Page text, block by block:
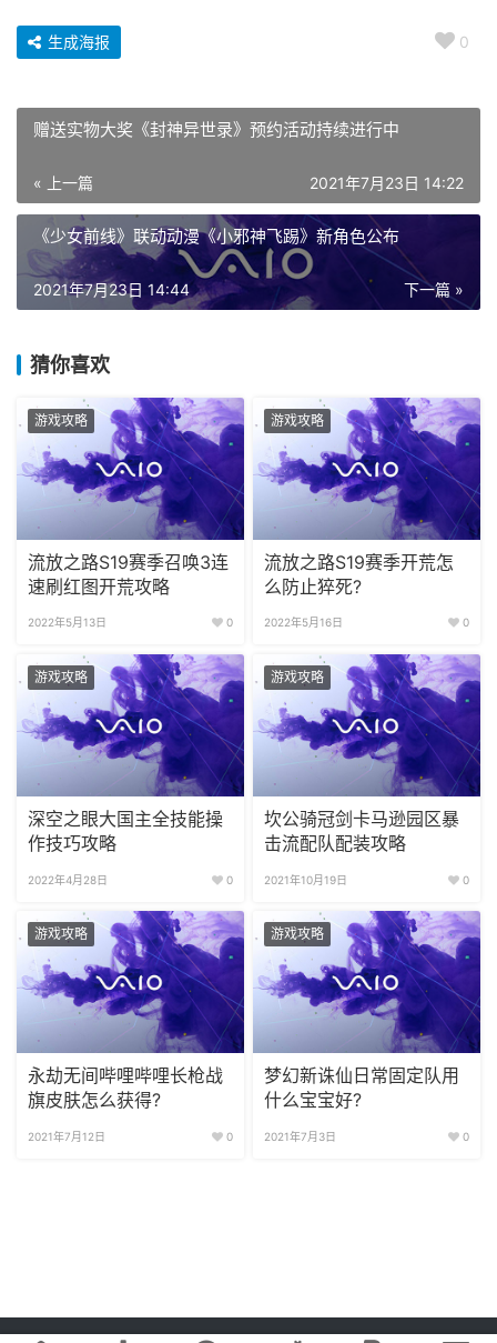
0
生成海报
赠送实物大奖《封神异世录》预约活动持续进行中
« 上一篇 2021年7月23日 14:22
《少女前线》联动动漫《小邪神飞踢》新角色公布
下一篇 »
2021年7月23日 14:44
猜你喜欢
游戏攻略
流放之路S19赛季召唤3连
速刷红图开荒攻略
2022年5月13日 0
游戏攻略
流放之路S19赛季开荒怎
么防止猝死?
2022年5月16日 0
游戏攻略
深空之眼大国主全技能操
作技巧攻略
2022年4月28日 0
游戏攻略
坎公骑冠剑卡马逊园区暴
击流配队配装攻略
2021年10月19日 0
游戏攻略
永劫无间哔哩哔哩长枪战
旗皮肤怎么获得?
2021年7月12日 0
游戏攻略
梦幻新诛仙日常固定队用
什么宝宝好?
2021年7月3日 0